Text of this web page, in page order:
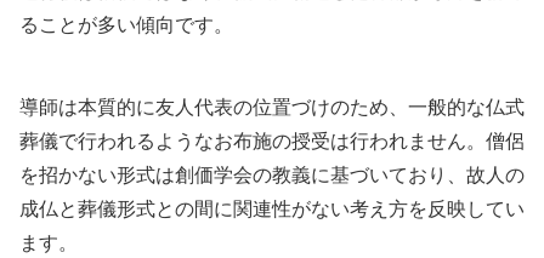
ることが多い傾向です。
導師は本質的に友人代表の位置づけのため、一般的な仏式
葬儀で行われるようなお布施の授受は行われません。僧侶
を招かない形式は創価学会の教義に基づいており、故人の
成仏と葬儀形式との間に関連性がない考え方を反映してい
ます。